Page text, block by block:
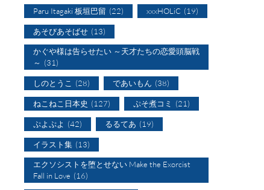
Paru Itagaki 板垣巴留 (22) xxxHOLiC (19)
あそびあそばせ (13)
かぐや様は告らせたい ～天才たちの恋愛頭脳戦
～ (31)
しのとうこ (28) であいもん (38)
ねこねこ日本史 (127) ぷそ煮コミ (21)
ぷよぷよ (42) るるてあ (19)
イラスト集 (13)
エクソシストを堕とせない Make the Exorcist
Fall in Love (16)